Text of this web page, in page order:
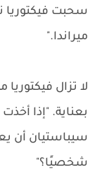
سحبت فيكتوريا
ميراندا."
لا تزال
بعناية. "إذا
سيباستيان أن
شخصيًا؟"